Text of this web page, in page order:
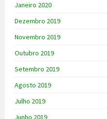
Janeiro 2020
Dezembro 2019
Novembro 2019
Outubro 2019
Setembro 2019
Agosto 2019
Julho 2019
Junho 2019